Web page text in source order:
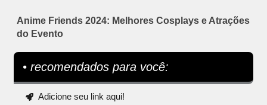
Anime Friends 2024: Melhores Cosplays e Atrações
do Evento
• recomendados para você:
Adicione seu link aqui!